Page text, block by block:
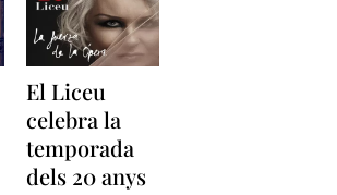
El Liceu
celebra la
temporada
dels 20 anys